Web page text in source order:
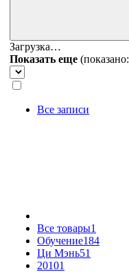
Загрузка…
Показать еще (показано:
Все записи
Все товары1
Обучение184
Ци Мэнь51
20101